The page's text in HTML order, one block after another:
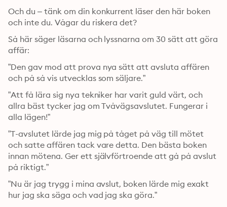
Och du – tänk om din konkurrent läser den här boken
och inte du. Vågar du riskera det?
Så här säger läsarna och lyssnarna om 30 sätt att göra
affär:
”Den gav mod att prova nya sätt att avsluta affären
och på så vis utvecklas som säljare.”
”Att få lära sig nya tekniker har varit guld värt, och
allra bäst tycker jag om Tvåvägsavslutet. Fungerar i
alla lägen!”
”T-avslutet lärde jag mig på tåget på väg till mötet
och satte affären tack vare detta. Den bästa boken
innan mötena. Ger ett självförtroende att gå på avslut
på riktigt.”
”Nu är jag trygg i mina avslut, boken lärde mig exakt
hur jag ska säga och vad jag ska göra.”